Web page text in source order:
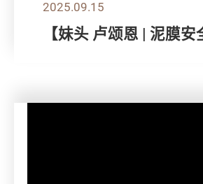
2025.09.15
【妹头 卢颂恩 | 泥膜安